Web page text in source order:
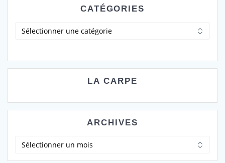
CATÉGORIES
LA CARPE
ARCHIVES